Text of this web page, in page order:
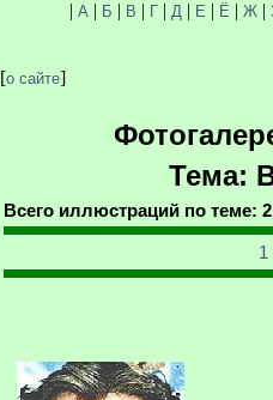
| А | Б | В | Г| Д | Е | Ё | Ж|
[о сайте]
Тема:
Всего иллюстраций по теме:
1